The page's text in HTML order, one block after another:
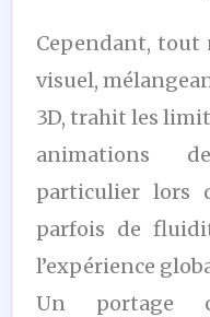
Cependant, tout
visuel,
3D, trahit les
animations
particulier lors
parfois de
l’expérience
Un portage